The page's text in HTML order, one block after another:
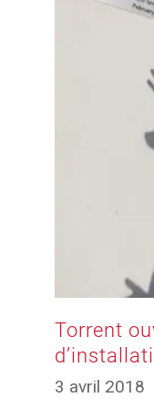
Torrent
3 avril 2018